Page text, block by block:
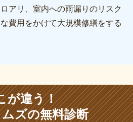
アリ、室内への雨漏りのリスク
費用をかけて大規模修繕をする
が違う！
ズの無料診断